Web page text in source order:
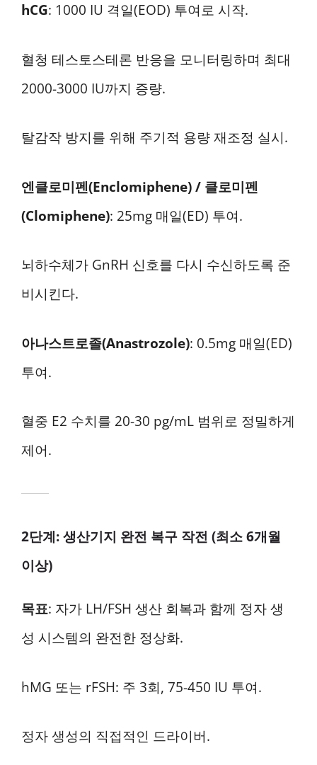
hCG: 1000 IU 격일(EOD) 투여로 시작.
혈청 테스토스테론 반응을 모니터링하며 최대
2000-3000 IU까지 증량.
탈감작 방지를 위해 주기적 용량 재조정 실시.
엔클로미펜(Enclomiphene) / 클로미펜
(Clomiphene): 25mg 매일(ED) 투여.
뇌하수체가 GnRH 신호를 다시 수신하도록 준
비시킨다.
아나스트로졸(Anastrozole): 0.5mg 매일(ED)
투여.
혈중 E2 수치를 20-30 pg/mL 범위로 정밀하게
제어.
2단계: 생산기지 완전 복구 작전 (최소 6개월
이상)
목표: 자가 LH/FSH 생산 회복과 함께 정자 생
성 시스템의 완전한 정상화.
hMG 또는 rFSH: 주 3회, 75-450 IU 투여.
정자 생성의 직접적인 드라이버.